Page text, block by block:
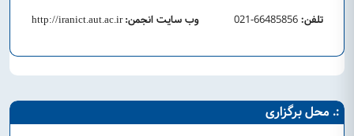
تلفن:
وب سایت انجمن:
http://iranict.aut.ac.ir
:. محل برگزاری